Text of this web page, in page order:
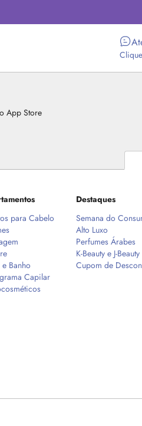
para Cabelo
Banho
Capilar
Destaques
Semana do
Alto Luxo
Perfumes Árabes
K-Beauty e J-Beauty
Cupom de